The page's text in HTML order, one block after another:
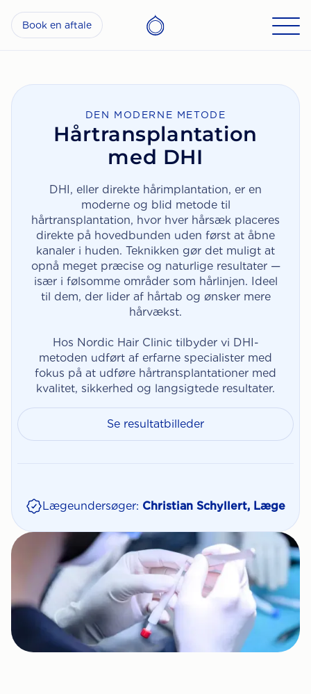
Book en aftale
DEN MODERNE METODE
Hårtransplantation
med DHI
DHI, eller direkte hårimplantation, er en
moderne og blid metode til
hårtransplantation, hvor hver hårsæk placeres
direkte på hovedbunden uden først at åbne
kanaler i huden. Teknikken gør det muligt at
opnå meget præcise og naturlige resultater —
især i følsomme områder som hårlinjen. Ideel
til dem, der lider af hårtab og ønsker mere
hårvækst.
Hos Nordic Hair Clinic tilbyder vi DHI-
metoden udført af erfarne specialister med
fokus på at udføre hårtransplantationer med
kvalitet, sikkerhed og langsigtede resultater.
Se resultatbilleder
Lægeundersøger: Christian Schyllert, Læge